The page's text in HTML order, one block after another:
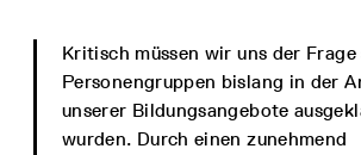
Kritisch müssen wir uns der
Personengruppen bislang in der
unserer Bildungsangebote
wurden. Durch einen zunehmend